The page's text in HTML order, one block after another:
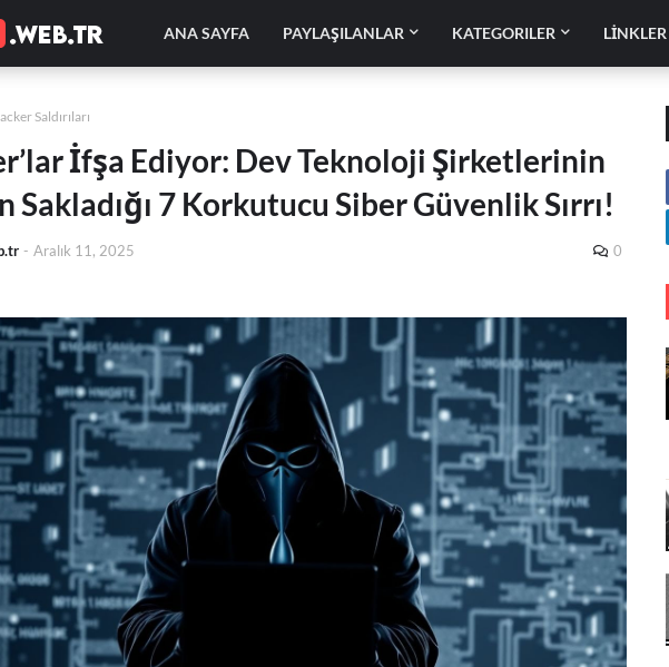
ANA SAYFA PAYLAŞILANLAR KATEGORILER LİNKLER
Saldırıları
İfşa Ediyor: Dev Teknoloji Şirketlerinin
Sakladığı 7 Korkutucu Siber Güvenlik Sırrı!
- Aralık 11, 2025 0